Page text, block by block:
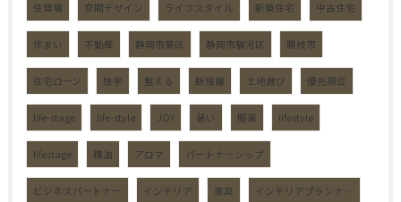
住環境 空間デザイン ライフスタイル 新築住宅 中古住宅
住まい 不動産 静岡市葵区 静岡市駿河区 藤枝市
住宅ローン 独学 整える 断捨離 土地選び 優先順位
life-stage life-style JOY 装い 服装 lifestyle
lifestage 精油 アロマ パートナーシップ
ビジネスパートナー インテリア 家具 インテリアプランナ―